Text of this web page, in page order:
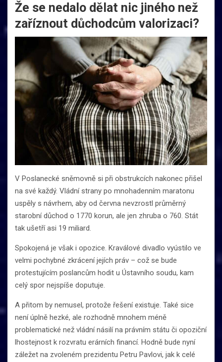
Že se nedalo dělat nic jiného než
zaříznout důchodcům valorizaci?
V Poslanecké sněmovně si při obstrukcích nakonec přišel
na své každý. Vládní strany po mnohadenním maratonu
uspěly s návrhem, aby od června nevzrostl průměrný
starobní důchod o 1770 korun, ale jen zhruba o 760. Stát
tak ušetří asi 19 miliard.
Spokojená je však i opozice. Kraválové divadlo vyústilo ve
velmi pochybné zkrácení jejích práv – což se bude
protestujícím poslancům hodit u Ústavního soudu, kam
celý spor nejspíše doputuje.
A přitom by nemusel, protože řešení existuje. Také sice
není úplně hezké, ale rozhodně mnohem méně
problematické než vládní násilí na právním státu či opoziční
lhostejnost k rozvratu erárních financí. Hodně bude nyní
záležet na zvoleném prezidentu Petru Pavlovi, jak k celé